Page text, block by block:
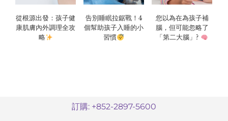
從根源出發：孩子健
康肌膚內外調理全攻
略
告別睡眠拉鋸戰！4
個幫助孩子入睡的小
習慣
您以為在為孩子補
腦，但可能忽略了
「第二大腦」?
訂購: +852-2897-5600